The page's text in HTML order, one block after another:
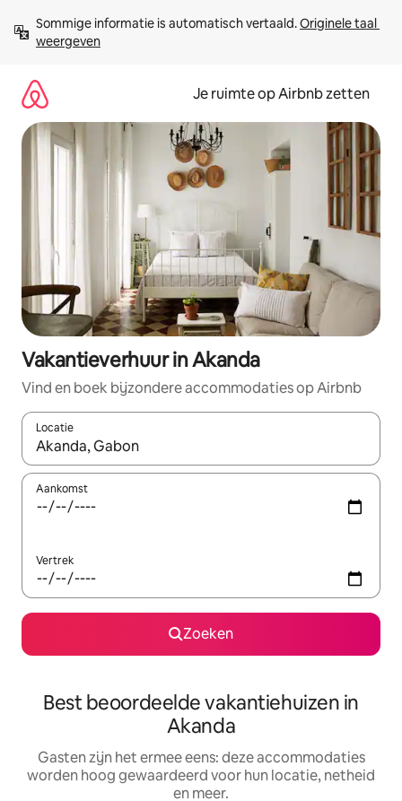
direct
naar
Sommige informatie is automatisch vertaald. Originele taal
weergeven
Je ruimte op Airbnb zetten
Vakantieverhuur in Akanda
Vind en boek bijzondere accommodaties op Airbnb
Locatie
Wanneer er suggesties beschikbaar zijn, maak je een keuze
Aankomst
Vertrek
Zoeken
Best beoordeelde vakantiehuizen in
Akanda
Gasten zijn het ermee eens: deze accommodaties
worden hoog gewaardeerd voor hun locatie, netheid
en meer.